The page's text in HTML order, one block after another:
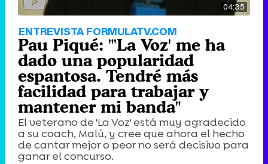
04:35
ENTREVISTA FORMULATV.COM
Pau Piqué: "'La Voz' me ha
dado una popularidad
espantosa. Tendré más
facilidad para trabajar y
mantener mi banda"
El veterano de 'La Voz' está muy agradecido
a su coach, Malú, y cree que ahora el hecho
de cantar mejor o peor no será decisivo para
ganar el concurso.